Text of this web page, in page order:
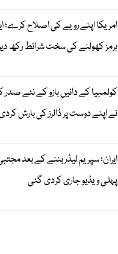
امریکا اپنے رویے کی اصلاح کرے؛
ہرمز کھولنے کی سخت شرائط رکھ
کولمبیا کے دائیں بازو کے نئے صدر
نے اپنے دوست پر ڈالرز کی بارش
ایران؛ سپریم لیڈر بننے کے بعد
پہلی ویڈیو جاری کردی گئی